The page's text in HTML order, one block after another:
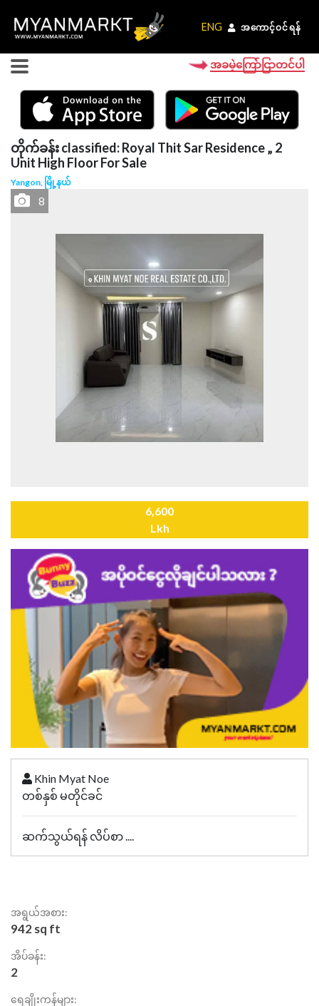
ENG အကောင့်ဝင်ရန်
ENG အကောင့်ဝင်ရန်
အခမဲ့ကြော်ငြာတင်ပါ
တိုက်ခန်း classified: Royal Thit Sar Residence „ 2
Unit High Floor For Sale
Yangon, မြို့နယ်
8
6,600
Lkh
Khin Myat Noe
တစ်နှစ် မတိုင်ခင်
ဆက်သွယ်ရန် လိပ်စာ ....
အရွယ်အစား:
942 sq ft
အိပ်ခန်း:
2
ရေချိုးကန်များ: